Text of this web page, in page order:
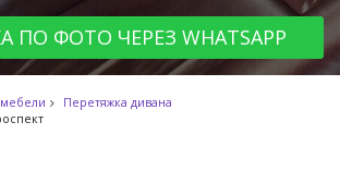
ПО ФОТО ЧЕРЕЗ WHATSAPP
Перетяжка дивана